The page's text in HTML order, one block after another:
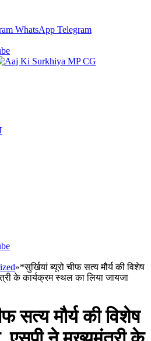
WhatsApp Telegram
»*सुर्खियां ब्यूरो चीफ सत्य मौर्य की विशेष
के कार्यक्रम स्थल का लिया जायजा
सत्य मौर्य की विशेष